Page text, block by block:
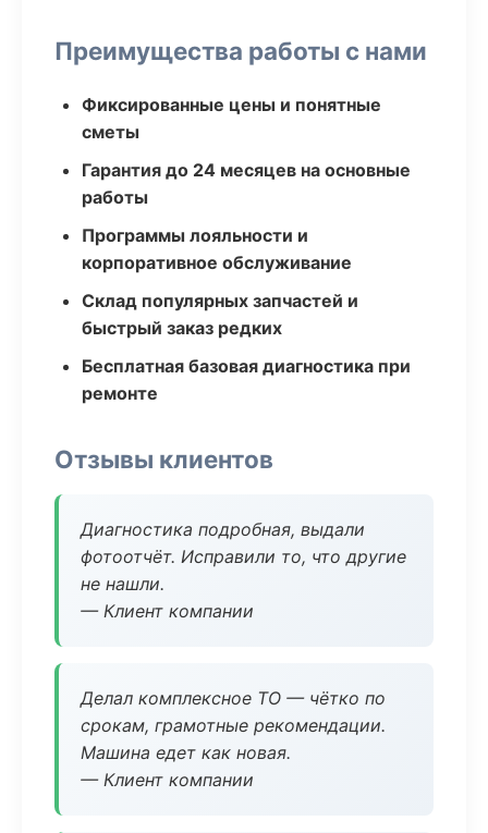
Преимущества работы с нами
Фиксированные цены и понятные
сметы
Гарантия до 24 месяцев на основные
работы
Программы лояльности и
корпоративное обслуживание
Склад популярных запчастей и
быстрый заказ редких
Бесплатная базовая диагностика при
ремонте
Отзывы клиентов
Диагностика подробная, выдали
фотоотчёт. Исправили то, что другие
не нашли.
— Клиент компании
Делал комплексное ТО — чётко по
срокам, грамотные рекомендации.
Машина едет как новая.
— Клиент компании